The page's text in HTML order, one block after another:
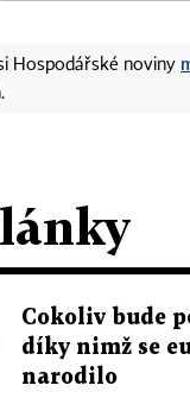
Hospodářské noviny
Cokoliv bude
díky nimž se
narodilo